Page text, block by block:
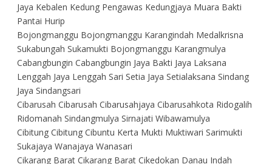
Jaya Kebalen Kedung Pengawas Kedungjaya Muara Bakti
Pantai Hurip
Bojongmanggu Bojongmanggu Karangindah Medalkrisna
Sukabungah Sukamukti Bojongmanggu Karangmulya
Cabangbungin Cabangbungin Jaya Bakti Jaya Laksana
Lenggah Jaya Lenggah Sari Setia Jaya Setialaksana Sindang
Jaya Sindangsari
Cibarusah Cibarusah Cibarusahjaya Cibarusahkota Ridogalih
Ridomanah Sindangmulya Sirnajati Wibawamulya
Cibitung Cibitung Cibuntu Kerta Mukti Muktiwari Sarimukti
Sukajaya Wanajaya Wanasari
Cikarang Barat Cikarang Barat Cikedokan Danau Indah